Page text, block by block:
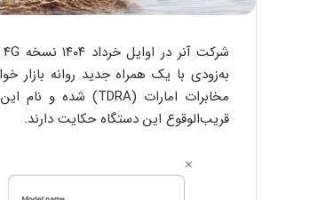
قریب‌الوقوع این دستگاه حکایت دارند.